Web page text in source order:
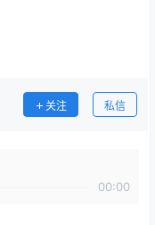
关注 私信
00:00